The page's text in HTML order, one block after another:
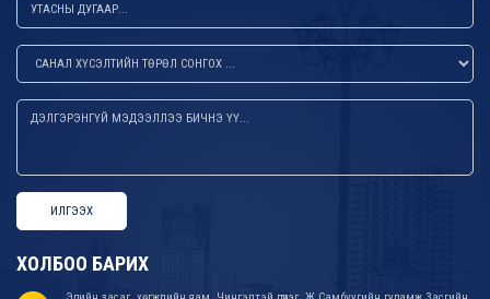
ИЛГЭЭХ
ХОЛБОО БАРИХ